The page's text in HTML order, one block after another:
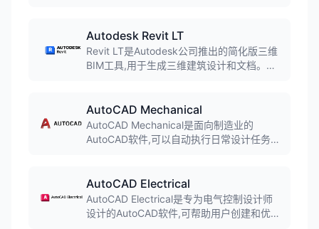
建模,实现桌面软件与云计算的结合,广泛应用
于产品设计、机械制造和工业设计领域。
Autodesk Revit LT
Revit LT是Autodesk公司推出的简化版三维
BIM工具,用于生成三维建筑设计和文档。软
AutoCAD Mechanical
AutoCAD Mechanical是面向制造业的
AutoCAD软件,可以自动执行日常设计任务而
生成物料清单,可显著提升机械设计流程效
率。
AutoCAD Electrical
AutoCAD Electrical是专为电气控制设计师
设计的AutoCAD软件,可帮助用户创建和优化